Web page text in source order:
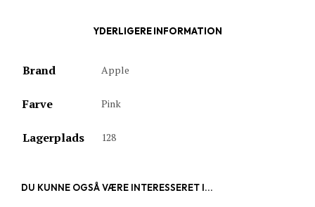
YDERLIGERE INFORMATION
Brand Apple
Farve Pink
Lagerplads 128
DU KUNNE OGSÅ VÆRE INTERESSERET I...